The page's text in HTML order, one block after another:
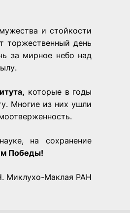
и стойкости
торжественный день
за мирное небо над
которые в годы
Многие из них ушли
на сохранение
Победы!
Миклухо-Маклая РАН